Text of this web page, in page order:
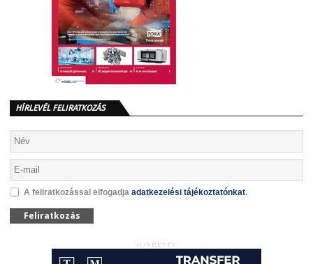
HÍRLEVÉL FELIRATKOZÁS
A feliratkozással elfogadja adatkezelési tájékoztatónkat.
Feliratkozás
HIRDETÉS